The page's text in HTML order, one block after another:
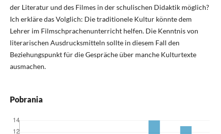
der Literatur und des Filmes in der schulischen Didaktik möglich?
Ich erkläre das Volglich: Die traditionele Kultur könnte dem
Lehrer im Filmschprachenunterricht helfen. Die Kenntnis von
literarischen Ausdrucksmitteln sollte in diesem Fall den
Beziehungspunkt für die Gespräche über manche Kulturtexte
ausmachen.
Pobrania